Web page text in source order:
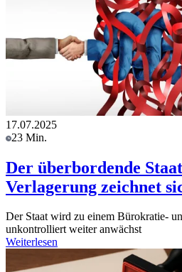
17.07.2025
23 Min.
Der überbordende
Verlagerung zeichnet
Der Staat wird zu einem Bürokratie-
unkontrolliert weiter anwächst
Weiterlesen